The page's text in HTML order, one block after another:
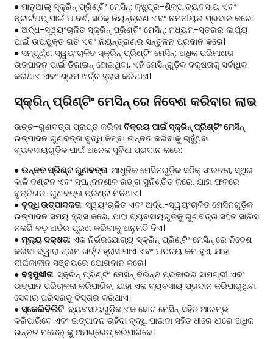
● ମାନୁଆଲ୍ ସ୍କ୍ରିନ୍ ପ୍ରିଣ୍ଟିଂ ମେସିନ୍: କ୍ଷୁଦ୍ର-ଶିଳ୍ପ ବ୍ୟବସାୟ ଏବଂ
ଷ୍ଟାର୍ଟଅପ୍ ପାଇଁ ଆଦର୍ଶ, ସଠିକ୍ ନିୟନ୍ତ୍ରଣ ଏବଂ ନମନୀୟତା ପ୍ରଦାନ କରେ।
● ଅର୍ଦ୍ଧ-ସ୍ୱୟଂଚାଳିତ ସ୍କ୍ରିନ୍ ପ୍ରିଣ୍ଟିଂ ମେସିନ୍: ମଧ୍ୟମ-ସ୍ତରର କାର୍ଯ୍ୟ
ପାଇଁ ଉପଯୁକ୍ତ ଗତି ଏବଂ ନିୟନ୍ତ୍ରଣର ସନ୍ତୁଳନ ପ୍ରଦାନ କରେ।
● ସମ୍ପୂର୍ଣ୍ଣ ସ୍ୱୟଂଚାଳିତ ସ୍କ୍ରିନ୍ ପ୍ରିଣ୍ଟିଂ ମେସିନ୍: ଅଧିକ ପରିମାଣର
ଉତ୍ପାଦନ ପାଇଁ ଡିଜାଇନ୍ ହୋଇଥିବା, ଏହି ମେସିନ୍ଗୁଡ଼ିକ ଦକ୍ଷତାକୁ ସର୍ବାଧିକ
କରିଥାଏ ଏବଂ ଶ୍ରମ ଖର୍ଚ୍ଚ ହ୍ରାସ କରିଥାଏ।
ସ୍କ୍ରିନ୍ ପ୍ରିଣ୍ଟିଂ ମେସିନ୍ ରେ ନିବେଶ କରିବାର ଲାଭ
ଉଚ୍ଚ-ଗୁଣବତ୍ତା ପ୍ରାପ୍ତ କରିବା ବିକ୍ରୟ ପାଇଁ ସ୍କ୍ରିନ୍ ପ୍ରିଣ୍ଟିଂ ମେସିନ୍
ଉତ୍ପାଦନ ଗୁଣବତ୍ତା ବୃଦ୍ଧି କିମ୍ବା ଉନ୍ନତ କରିବାକୁ ଚାହୁଁଥିବା
ବ୍ୟବସାୟଗୁଡ଼ିକ ପାଇଁ ଅନେକ ସୁବିଧା ପ୍ରଦାନ କରେ:
● ଉନ୍ନତ ପ୍ରିଣ୍ଟ ଗୁଣବତ୍ତା: ଆଧୁନିକ ମେସିନଗୁଡ଼ିକ ସଠିକ୍ ସଂରଚନା, ସ୍ଥିର
କାଳି ବଣ୍ଟନ ଏବଂ ସ୍ପନ୍ଦନଶୀଳ ରଙ୍ଗ ସୁନିଶ୍ଚିତ କରେ, ଯାହା ଫଳରେ
ବୃତ୍ତିଗତ-ଗୁଣବତ୍ତା ପ୍ରିଣ୍ଟ ମିଳିଥାଏ।
● ବୃଦ୍ଧି ଉତ୍ପାଦକତା: ସ୍ୱୟଂଚାଳିତ ଏବଂ ଅର୍ଦ୍ଧ-ସ୍ୱୟଂଚାଳିତ ମେସିନଗୁଡ଼ିକ
ଉତ୍ପାଦନ ସମୟ ହ୍ରାସ କରେ, ଯାହା ବ୍ୟବସାୟଗୁଡ଼ିକୁ ଗୁଣବତ୍ତା ସହିତ ସାଲିସ
ନକରି ବଡ଼ ଅର୍ଡର ପୂରଣ କରିବାକୁ ଅନୁମତି ଦିଏ।
● ମୂଲ୍ୟ ଦକ୍ଷତା: ଏକ ନିର୍ଭରଯୋଗ୍ୟ ସ୍କ୍ରିନ୍ ପ୍ରିଣ୍ଟିଂ ମେସିନ୍ ରେ ନିବେଶ
କରିବା ଦ୍ୱାରା ଶ୍ରମ ଖର୍ଚ୍ଚ ହ୍ରାସ ପାଏ ଏବଂ ଅପଚୟ କମ ହୁଏ, ଯାହା
ଦୀର୍ଘକାଳୀନ ସଞ୍ଚୟରେ ଯୋଗଦାନ କରେ।
● ବହୁମୁଖୀତା: ସ୍କ୍ରିନ୍ ପ୍ରିଣ୍ଟିଂ ମେସିନ୍ ବିଭିନ୍ନ ପ୍ରକାରର ସାମଗ୍ରୀ ଏବଂ
ଉତ୍ପାଦ ପରିଚାଳନା କରିପାରିବ, ଯାହା ଏକ ବ୍ୟବସାୟ ପ୍ରଦାନ କରିପାରୁଥିବା
ସେବାର ପରିସରକୁ ବିସ୍ତାର କରିଥାଏ।
● ସ୍କେଲିବିଲିଟି: ବ୍ୟବସାୟଗୁଡ଼ିକ ଏକ ଛୋଟ ମେସିନ୍ ସହିତ ଆରମ୍ଭ
କରିପାରିବେ ଏବଂ ଉତ୍ପାଦନ ଚାହିଦା ବୃଦ୍ଧି ପାଇବା ସହିତ ଧୀରେ ଧୀରେ ଅଧିକ
ଉନ୍ନତ ମଡେଲ୍ କୁ ଅପଗ୍ରେଡ୍ କରିପାରିବେ।